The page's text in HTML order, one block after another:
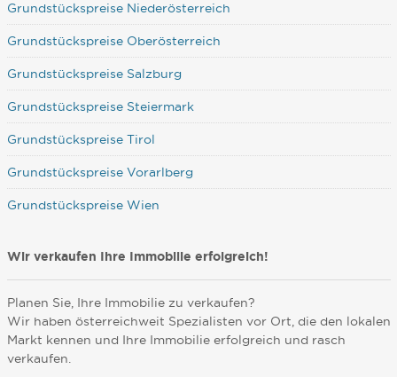
Grundstückspreise Niederösterreich
Grundstückspreise Oberösterreich
Grundstückspreise Salzburg
Grundstückspreise Steiermark
Grundstückspreise Tirol
Grundstückspreise Vorarlberg
Grundstückspreise Wien
Wir verkaufen Ihre Immobilie erfolgreich!
Planen Sie, Ihre Immobilie zu verkaufen?
Wir haben österreichweit Spezialisten vor Ort, die den lokalen
Markt kennen und Ihre Immobilie erfolgreich und rasch
verkaufen.